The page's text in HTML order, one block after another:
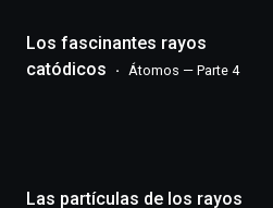
novena
edición
un
Los fascinantes rayos
catódicos
Átomos — Parte 4
Las partículas de los rayos